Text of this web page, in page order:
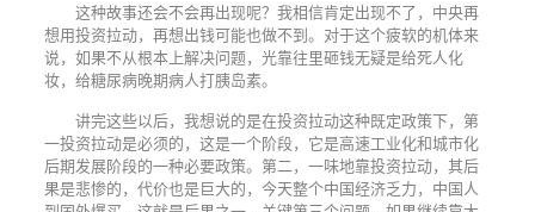
这种故事还会不会再出现呢？我相信肯定出现不了，中央再
想用投资拉动，再想出钱可能也做不到。对于这个疲软的机体来
说，如果不从根本上解决问题，光靠往里砸钱无疑是给死人化
妆，给糖尿病晚期病人打胰岛素。
讲完这些以后，我想说的是在投资拉动这种既定政策下，第
一投资拉动是必须的，这是一个阶段，它是高速工业化和城市化
后期发展阶段的一种必要政策。第二，一味地靠投资拉动，其后
果是悲惨的，代价也是巨大的，今天整个中国经济乏力，中国人